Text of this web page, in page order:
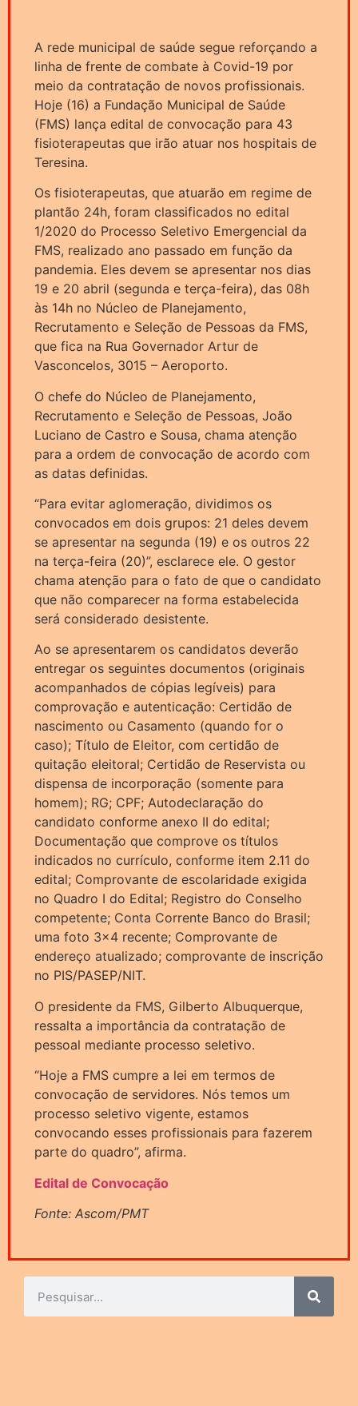
A rede municipal de saúde segue reforçando a
linha de frente de combate à Covid-19 por
meio da contratação de novos profissionais.
Hoje (16) a Fundação Municipal de Saúde
(FMS) lança edital de convocação para 43
fisioterapeutas que irão atuar nos hospitais de
Teresina.
Os fisioterapeutas, que atuarão em regime de
plantão 24h, foram classificados no edital
1/2020 do Processo Seletivo Emergencial da
FMS, realizado ano passado em função da
pandemia. Eles devem se apresentar nos dias
19 e 20 abril (segunda e terça-feira), das 08h
às 14h no Núcleo de Planejamento,
Recrutamento e Seleção de Pessoas da FMS,
que fica na Rua Governador Artur de
Vasconcelos, 3015 – Aeroporto.
O chefe do Núcleo de Planejamento,
Recrutamento e Seleção de Pessoas, João
Luciano de Castro e Sousa, chama atenção
para a ordem de convocação de acordo com
as datas definidas.
“Para evitar aglomeração, dividimos os
convocados em dois grupos: 21 deles devem
se apresentar na segunda (19) e os outros 22
na terça-feira (20)”, esclarece ele. O gestor
chama atenção para o fato de que o candidato
que não comparecer na forma estabelecida
será considerado desistente.
Ao se apresentarem os candidatos deverão
entregar os seguintes documentos (originais
acompanhados de cópias legíveis) para
comprovação e autenticação: Certidão de
nascimento ou Casamento (quando for o
caso); Título de Eleitor, com certidão de
quitação eleitoral; Certidão de Reservista ou
dispensa de incorporação (somente para
homem); RG; CPF; Autodeclaração do
candidato conforme anexo II do edital;
Documentação que comprove os títulos
indicados no currículo, conforme item 2.11 do
edital; Comprovante de escolaridade exigida
no Quadro I do Edital; Registro do Conselho
competente; Conta Corrente Banco do Brasil;
uma foto 3×4 recente; Comprovante de
endereço atualizado; comprovante de inscrição
no PIS/PASEP/NIT.
O presidente da FMS, Gilberto Albuquerque,
ressalta a importância da contratação de
pessoal mediante processo seletivo.
“Hoje a FMS cumpre a lei em termos de
convocação de servidores. Nós temos um
processo seletivo vigente, estamos
convocando esses profissionais para fazerem
parte do quadro”, afirma.
Edital de Convocação
Fonte: Ascom/PMT